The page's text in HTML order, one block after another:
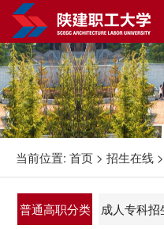
当前位置: 首页 > 招生在线 >
普通高职分类
成人专科招